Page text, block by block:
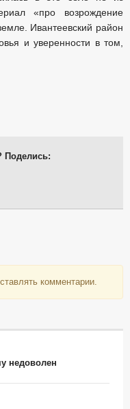
«про возрождение
Ивантеевский район
и уверенности в том,
Поделись:
комментарии.
недоволен